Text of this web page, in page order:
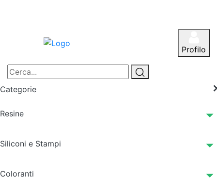
Profilo
Categorie
Resine
Siliconi e Stampi
Coloranti